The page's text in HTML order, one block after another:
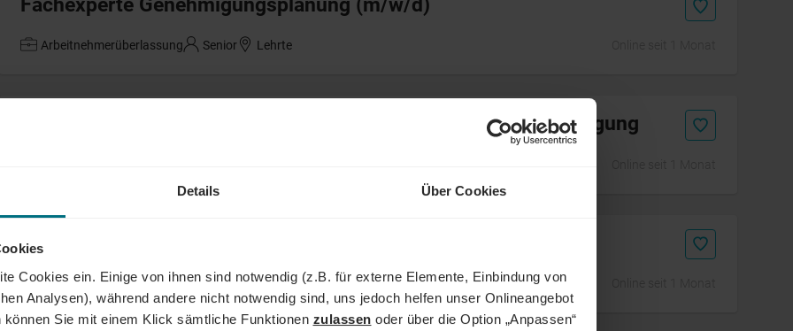
Details Über Cookies
Cookies ein. Einige von ihnen sind notwendig (z.B. für externe Elemente, Einbindung von
Analysen), während andere nicht notwendig sind, uns jedoch helfen unser Onlineangebot
Sie mit einem Klick sämtliche Funktionen zulassen oder über die Option „Anpassen“
Arbeitnehmerüberlassung Senior Lehrte
Homologationsingenieur (m/w/d) EU-Gesamtfahrzeuggenehmigung
Salesforce Developer Sales & Service Cloud (m/w/d)
Arbeitnehmerüberlassung Professional Stuttgart